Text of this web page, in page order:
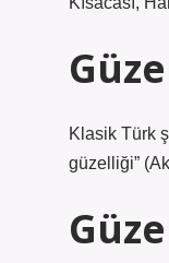
Klasik Türk
güzelliği”